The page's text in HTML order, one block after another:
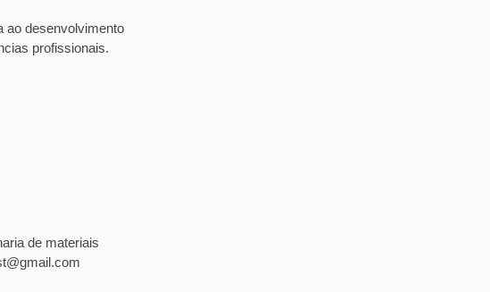
ao desenvolvimento
profissionais.
de materiais